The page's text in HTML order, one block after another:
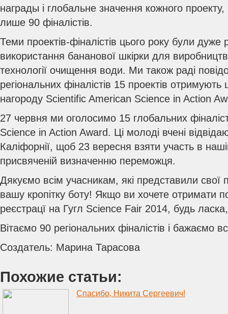
награды і глобальне значення кожного
лише 90 фіналістів.
Теми проектів-фіналістів цього року були дуже
використання бананової шкірки для
технології очищення води. Ми також раді
регіональних фіналістів 15 проектів
нагороду Scientific American Science in Action
27 червня ми оголосимо 15 глобальних
Science in Action Award. Ці молоді вчені
Каліфорнії, щоб 23 вересня взяти участь в
присвяченій визначенню переможця.
Дякуємо всім учасникам, які представили свої
вашу кропітку боту! Якщо ви хочете отримати
реєстрацї на Гугл Science Fair 2014, будь
Вітаємо 90 регіональних фіналістів і бажаємо
Создатель: Марина Тарасова
Похожие статьи:
Спасибо, Никита Сергеевич!